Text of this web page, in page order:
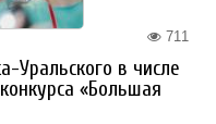
711
Уральского в числе
«Большая